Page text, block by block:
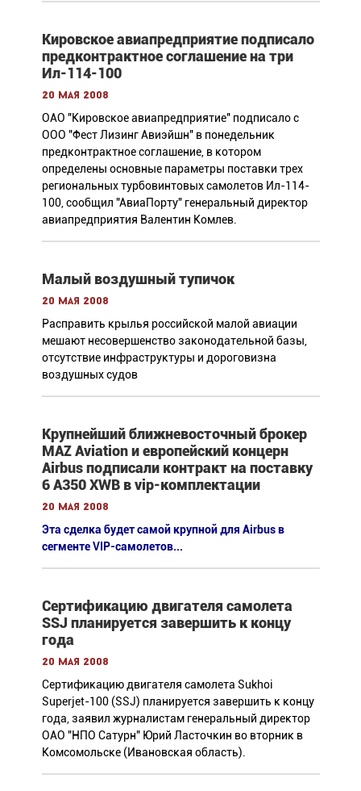
Кировское авиапредприятие подписало
предконтрактное соглашение на три
Ил-114-100
20 мая 2008
ОАО "Кировское авиапредприятие" подписало с
ООО "Фест Лизинг Авиэйшн" в понедельник
предконтрактное соглашение, в котором
определены основные параметры поставки трех
региональных турбовинтовых самолетов Ил-114-
100, сообщил "АвиаПорту" генеральный директор
авиапредприятия Валентин Комлев.
Малый воздушный тупичок
20 мая 2008
Расправить крылья российской малой авиации
мешают несовершенство законодательной базы,
отсутствие инфраструктуры и дороговизна
воздушных судов
Крупнейший ближневосточный брокер
MAZ Aviation и европейский концерн
Airbus подписали контракт на поставку
6 А350 XWB в vip-комплектации
20 мая 2008
Эта сделка будет самой крупной для Airbus в
сегменте VIP-самолетов...
Сертификацию двигателя самолета
SSJ планируется завершить к концу
года
20 мая 2008
Сертификацию двигателя самолета Sukhoi
Superjet-100 (SSJ) планируется завершить к концу
года, заявил журналистам генеральный директор
ОАО "НПО Сатурн" Юрий Ласточкин во вторник в
Комсомольске (Ивановская область).